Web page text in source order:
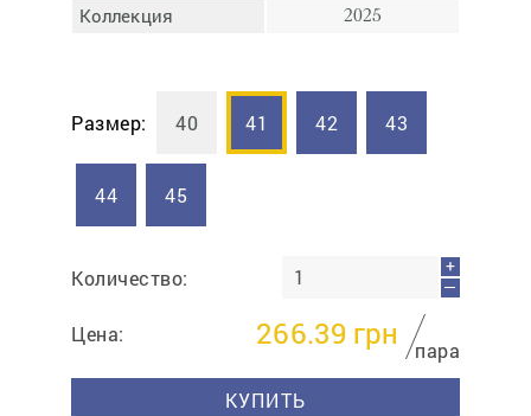
Коллекция 2025
Размер: 40 41 42 43
44 45
Количество:
+
—
Цена: 266.39 грн
пара
КУПИТЬ